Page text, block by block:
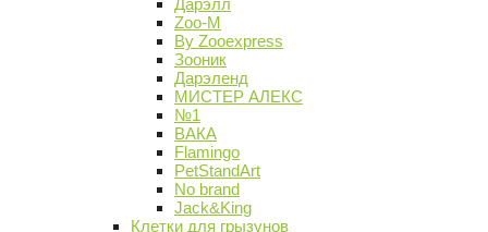
Дарэлл
Zoo-M
By Zooexpress
Зооник
Дарэленд
МИСТЕР АЛЕКС
№1
ВАКА
Flamingo
PetStandArt
No brand
Jack&King
Клетки для грызунов